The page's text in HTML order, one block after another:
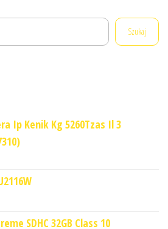
Szukaj
Ip Kenik Kg 5260Tzas Il 3
SDHC 32GB Class 10